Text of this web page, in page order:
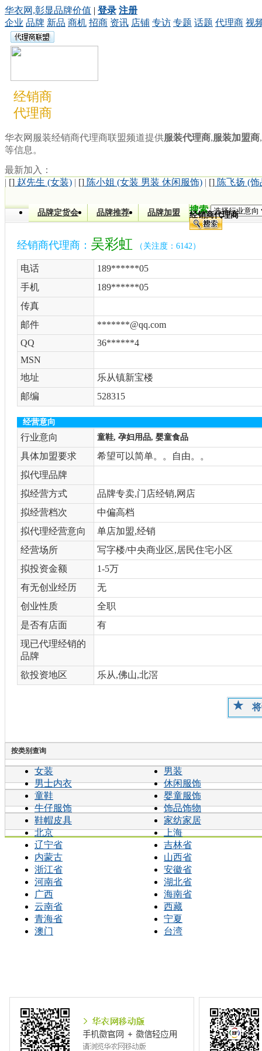
华衣网,彰显品牌价值 | 登录 注册
企业 品牌 新品 商机 招商 资讯 店铺 专访 专题 话题 代理商 视
经销商
代理商
华衣网服装经销商代理商联盟频道提供服装代理商, 服装加盟商,
等信息。
最新加入：
| [] 赵先生 (女装) | [] 陈小姐 (女装 男装 休闲服饰) | [] 陈飞扬 (
品牌定货会 品牌推荐 品牌加盟 搜索
经销商代理商
经销商代理商： 吴彩虹 （关注度：6142）
电话
189******05
手机
189******05
传真
邮件
*******@qq.com
QQ
36******4
MSN
地址
乐从镇新宝楼
邮编
528315
经营意向
行业意向 童鞋, 孕妇用品, 婴童食品
具体加盟要求
希望可以简单。。自由。。
拟代理品牌
拟经营方式
品牌专卖,门店经销,网店
拟经营档次
中偏高档
拟代理经营意向
单店加盟,经销
经营场所
写字楼/中央商业区,居民住宅小区
拟投资金额
1-5万
有无创业经历
无
创业性质
全职
是否有店面
有
现已代理经销的
品牌
欲投资地区
乐从,佛山,北滘
按类别查询
女装
男装
男士内衣
休闲服饰
童鞋
婴童服饰
牛仔服饰
饰品饰物
鞋帽皮具
家纺家居
北京
上海
辽宁省
吉林省
内蒙古
山西省
浙江省
安徽省
河南省
湖北省
广西
海南省
云南省
西藏
青海省
宁夏
澳门
台湾